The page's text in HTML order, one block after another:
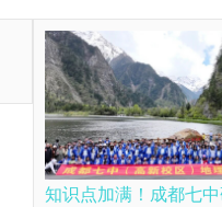
知识点加满！成都七